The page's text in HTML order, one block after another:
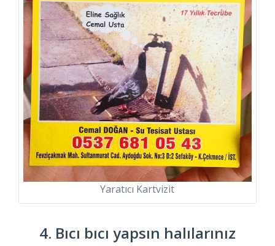
Yaratıcı Kartvizit
4. Bıcı bıcı yapsın halılarınız